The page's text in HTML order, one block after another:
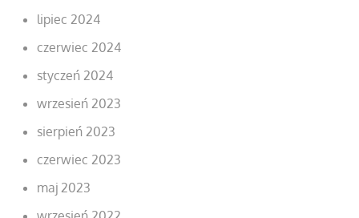
lipiec 2024
czerwiec 2024
styczeń 2024
wrzesień 2023
sierpień 2023
czerwiec 2023
maj 2023